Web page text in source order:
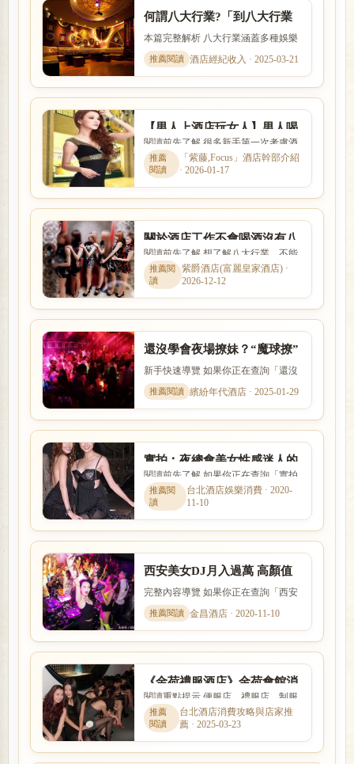
何謂八大行業?「到八大行業
上班該如何選擇」求職平台
本篇完整解析 八大行業涵蓋多種娛樂
服務與工作型態，實際內容、收入模
式與風險程度差異很大。本...
酒店經紀收入 · 2025-03-21
【男人上酒店玩女人】男人喝
酒去酒店找妹喜歡燈紅酒綠夜
生活
閱讀前先了解 很多新手第一次考慮酒
店工作時，會同時擔心工作內容、安
全性、收入、上班時間與是...
「紫藤,Focus」酒店幹部介紹
· 2026-01-17
關於酒店工作不會喝酒沒有八
大行業經驗手腕怎麼辦?
閱讀前先了解 想了解八大行業，不能
只看名稱，也要理解實際工作內容、
入行條件、收入差異與安全...
紫爵酒店(富麗皇家酒店) ·
2026-12-12
還沒學會夜場撩妹？“魔球撩”
文化送你撩妹神技
新手快速導覽 如果你正在查詢「還沒
學會夜場撩妹？“魔球撩”文化送你撩
妹神技」，本篇會用較容...
繽紛年代酒店 · 2025-01-29
實拍︰夜總會美女性感迷人的
一面你見過嗎？你能打幾分！
閱讀前先了解 如果你正在查詢「實拍
︰夜總會美女性感迷人的一面你見過
嗎？你能打幾分！」，本篇...
台北酒店娛樂消費 · 2020-
11-10
西安美女DJ月入過萬 高顏值
與“範爺”媲美
完整內容導覽 如果你正在查詢「西安
美女DJ月入過萬 高顏值與“範爺”媲
美」，本篇會用較容易理解...
金昌酒店 · 2020-11-10
《金荷禮服酒店》金荷會館消
費、復興北路上酒店
閱讀重點提示 便服店、禮服店、制服
店與日式酒吧的消費方式、工作內容
與客群定位都不相同。本文...
台北酒店消費攻略與店家推
薦 · 2025-03-23